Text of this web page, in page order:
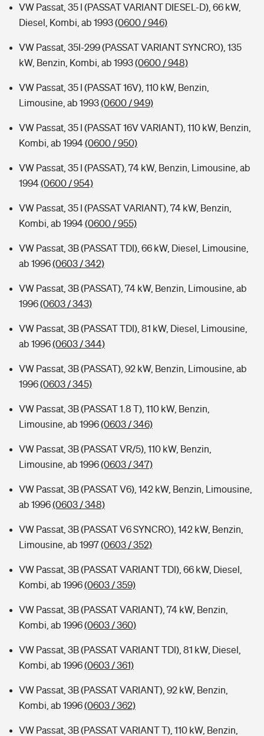
VW Passat, 35 I (PASSAT VARIANT DIESEL-D), 66 kW,
Diesel, Kombi, ab 1993(0600 / 946)
VW Passat, 35I-299 (PASSAT VARIANT SYNCRO), 135
kW, Benzin, Kombi, ab 1993(0600 / 948)
VW Passat, 35 I (PASSAT 16V), 110 kW, Benzin,
Limousine, ab 1993(0600 / 949)
VW Passat, 35 I (PASSAT 16V VARIANT), 110 kW, Benzin,
Kombi, ab 1994(0600 / 950)
VW Passat, 35 I (PASSAT), 74 kW, Benzin, Limousine, ab
1994(0600 / 954)
VW Passat, 35 I (PASSAT VARIANT), 74 kW, Benzin,
Kombi, ab 1994(0600 / 955)
VW Passat, 3B (PASSAT TDI), 66 kW, Diesel, Limousine,
ab 1996(0603 / 342)
VW Passat, 3B (PASSAT), 74 kW, Benzin, Limousine, ab
1996(0603 / 343)
VW Passat, 3B (PASSAT TDI), 81 kW, Diesel, Limousine,
ab 1996(0603 / 344)
VW Passat, 3B (PASSAT), 92 kW, Benzin, Limousine, ab
1996(0603 / 345)
VW Passat, 3B (PASSAT 1.8 T), 110 kW, Benzin,
Limousine, ab 1996(0603 / 346)
VW Passat, 3B (PASSAT VR/5), 110 kW, Benzin,
Limousine, ab 1996(0603 / 347)
VW Passat, 3B (PASSAT V6), 142 kW, Benzin, Limousine,
ab 1996(0603 / 348)
VW Passat, 3B (PASSAT V6 SYNCRO), 142 kW, Benzin,
Limousine, ab 1997(0603 / 352)
VW Passat, 3B (PASSAT VARIANT TDI), 66 kW, Diesel,
Kombi, ab 1996(0603 / 359)
VW Passat, 3B (PASSAT VARIANT), 74 kW, Benzin,
Kombi, ab 1996(0603 / 360)
VW Passat, 3B (PASSAT VARIANT TDI), 81 kW, Diesel,
Kombi, ab 1996(0603 / 361)
VW Passat, 3B (PASSAT VARIANT), 92 kW, Benzin,
Kombi, ab 1996(0603 / 362)
VW Passat, 3B (PASSAT VARIANT T), 110 kW, Benzin,